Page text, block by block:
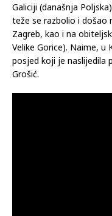
Galiciji (današnja
teže se razbolio i došao
Zagreb, kao i na
Velike Gorice). Naime,
posjed koji je naslijedila
Grošić.